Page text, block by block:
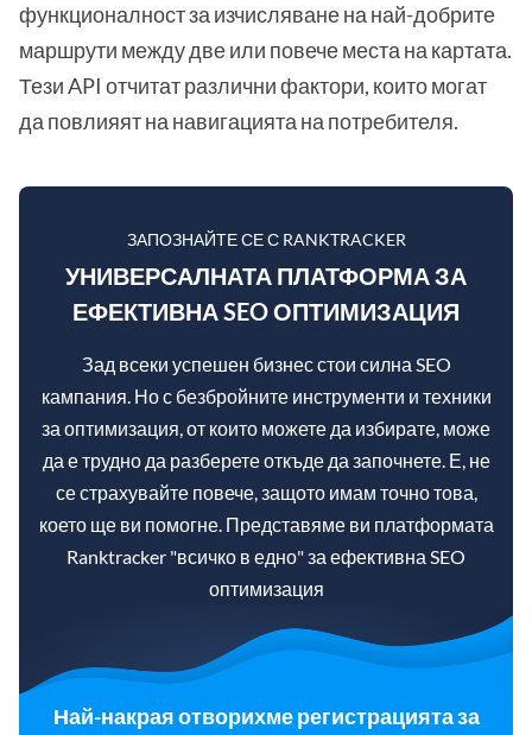
функционалност за изчисляване на най-добрите
маршрути между две или повече места на картата.
Тези API отчитат различни фактори, които могат
да повлияят на навигацията на потребителя.
ЗАПОЗНАЙТЕ СЕ С RANKTRACKER
УНИВЕРСАЛНАТА ПЛАТФОРМА ЗА
ЕФЕКТИВНА SEO ОПТИМИЗАЦИЯ
Зад всеки успешен бизнес стои силна SEO
кампания. Но с безбройните инструменти и техники
за оптимизация, от които можете да избирате, може
да е трудно да разберете откъде да започнете. Е, не
се страхувайте повече, защото имам точно това,
което ще ви помогне. Представяме ви платформата
Ranktracker "всичко в едно" за ефективна SEO
оптимизация
Най-накрая отворихме регистрацията за